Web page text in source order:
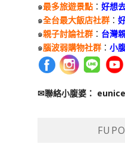
๑最多旅遊景點 ：好想
๑全台最大飯店社群 ：
๑親子討論社群 ： 台灣
๑腦波弱購物社群 ：小
✉聯絡小腹婆：